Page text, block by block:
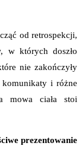
od retrospekcji,
w których doszło
nie zakończyły
komunikaty i różne
mowa ciała stoi
prezentowanie